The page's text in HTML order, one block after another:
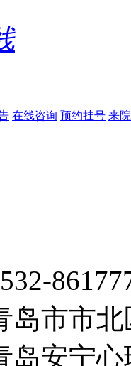
在线咨询 预约挂号 来
岛市市
岛安宁